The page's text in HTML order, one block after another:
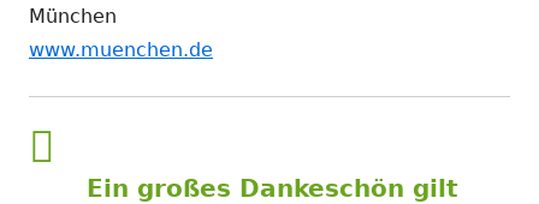
München
www.muenchen.de
Ein großes Dankeschön gilt